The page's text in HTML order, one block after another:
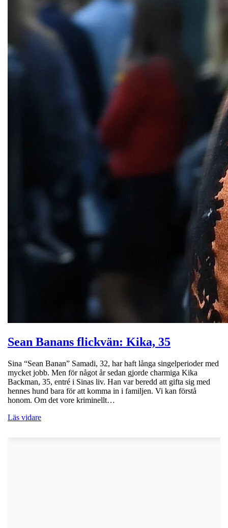
Sean Banans flickvän: Kika, 35
Sina “Sean Banan” Samadi, 32, har haft långa singelperioder med
mycket jobb. Men för något år sedan gjorde charmiga Kika
Backman, 35, entré i Sinas liv. Han var beredd att gifta sig med
hennes hund bara för att komma in i familjen. Vi kan förstå
honom. Om det vore kriminellt…
Läs vidare